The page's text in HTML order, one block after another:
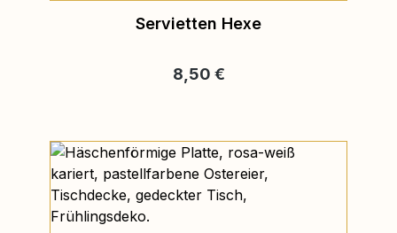
Servietten Hexe
Regulärer Preis:
8,50 €